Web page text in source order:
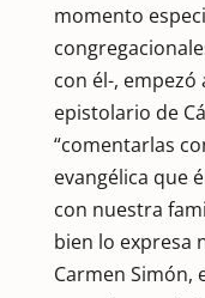
momento
con él-, empezó
epistolario de
“comentarlas
evangélica que
con nuestra
bien lo expresa
Carmen Simón,